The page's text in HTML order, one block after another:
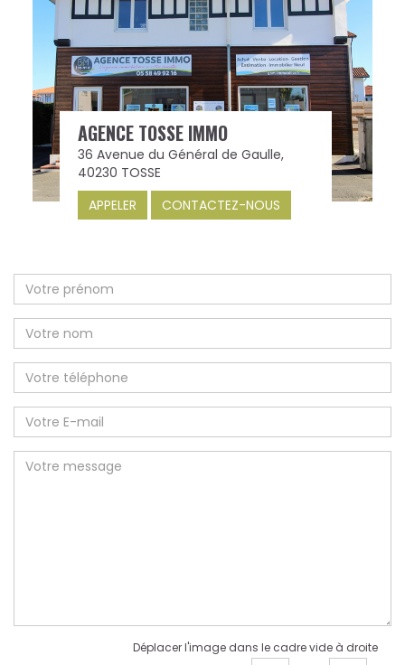
AGENCE TOSSE IMMO
36 Avenue du Général de Gaulle,
40230 TOSSE
APPELER
CONTACTEZ-NOUS
Déplacer l'image dans le cadre vide à droite